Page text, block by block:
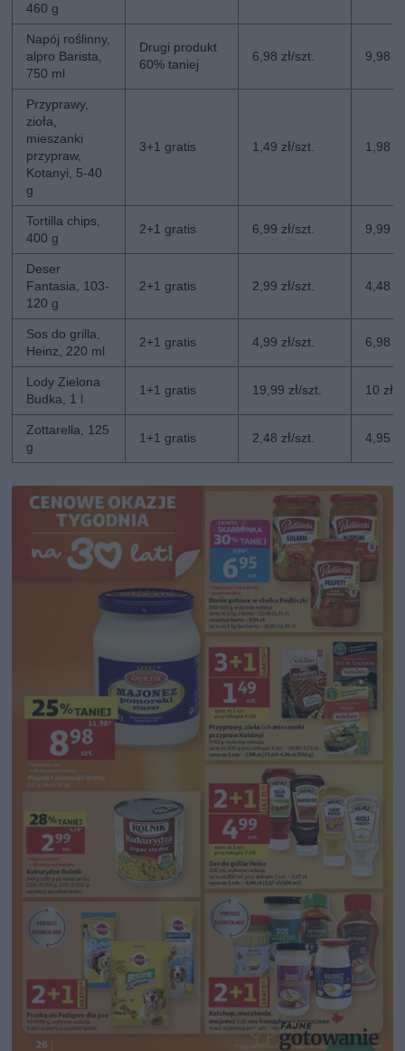
460 g
Napój roślinny,
alpro Barista,
750 ml
Drugi produkt
60% taniej
6,98 zł/szt. 9,98
Przyprawy,
zioła,
mieszanki
przypraw,
Kotanyi, 5-40
g
3+1 gratis 1,49 zł/szt. 1,98
Tortilla chips,
400 g
2+1 gratis 6,99 zł/szt. 9,99
Deser
Fantasia, 103-
120 g
2+1 gratis 2,99 zł/szt. 4,48
Sos do grilla,
Heinz, 220 ml
2+1 gratis 4,99 zł/szt. 6,98
Lody Zielona
Budka, 1 l
1+1 gratis 19,99 zł/szt. 10 zł/
Zottarella, 125
g
1+1 gratis 2,48 zł/szt. 4,95